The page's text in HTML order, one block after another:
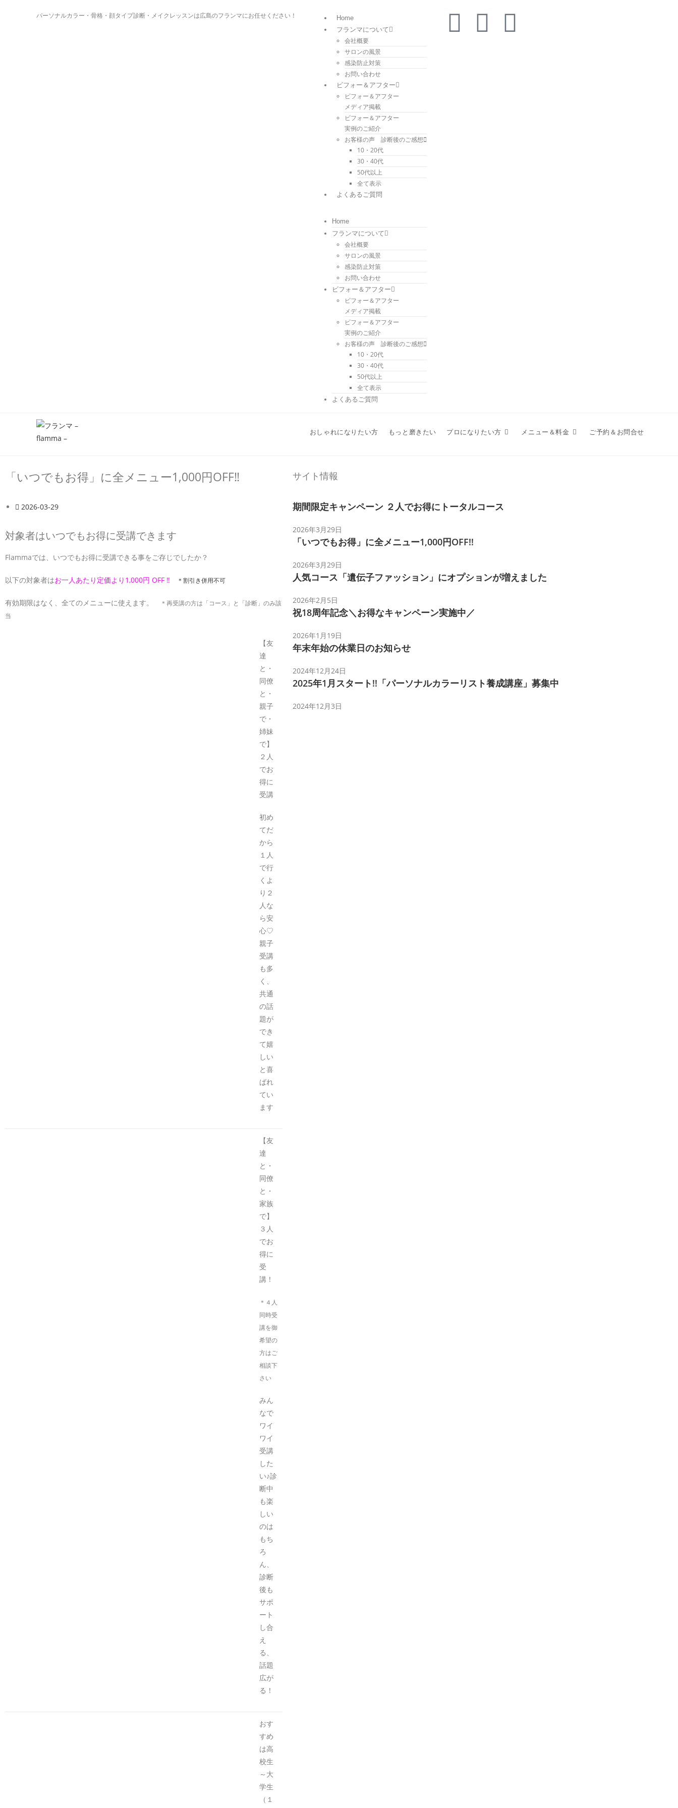
パーソナルカラー・骨格・顔タイプ診断・メイクレッスンは広島のフランマにお任せください！
Home
フランマについて
会社概要
サロンの風景
感染防止対策
お問い合わせ
ビフォー＆アフター
ビフォー＆アフター
メディア掲載
ビフォー＆アフター
実例のご紹介
お客様の声 診断後のご感想
10・20代
30・40代
50代以上
全て表示
よくあるご質問
Home
フランマについて
会社概要
サロンの風景
感染防止対策
お問い合わせ
ビフォー＆アフター
ビフォー＆アフター
メディア掲載
ビフォー＆アフター
実例のご紹介
お客様の声 診断後のご感想
10・20代
30・40代
50代以上
全て表示
よくあるご質問
おしゃれになりたい方 もっと磨きたい プロになりたい方 メニュー＆料金 ご予約＆お問合せ
「いつでもお得」に全メニュー1,000円OFF‼
2026-03-29
対象者はいつでもお得に受講できます
Flammaでは、いつでもお得に受講できる事をご存じでしたか？
以下の対象者はお一人あたり定価より1,000円 OFF ‼ ＊割引き併用不可
有効期限はなく、全てのメニューに使えます。
＊再受講の方は「コース」と「診断」のみ該
当
【友
達
と・
同僚
と・
親子
で・
姉妹
で】
２人
でお
得に
受講
初め
てだ
から
１人
で行
くよ
り２
人な
ら安
心♡
親子
受講
も多
く、
共通
の話
題が
でき
て嬉
しい
と喜
ばれ
てい
ます
【友
達
と・
同僚
と・
家族
で】
３人
でお
得に
受
講！
＊４人
同時受
講を御
希望の
方はご
相談下
さい
みん
なで
ワイ
ワイ
受講
した
い♪診
断中
も楽
しい
のは
もち
ろ
ん、
診断
後も
サポ
ート
し合
え
る、
話題
広が
る！
おす
すめ
は高
校生
～大
学生
（１
サイト情報
期間限定キャンペーン ２人でお得にトータルコース
2026年3月29日
「いつでもお得」に全メニュー1,000円OFF‼
2026年3月29日
人気コース「遺伝子ファッション」にオプションが増えました
2026年2月5日
祝18周年記念＼お得なキャンペーン実施中／
2026年1月19日
年末年始の休業日のお知らせ
2024年12月24日
2025年1月スタート‼「パーソナルカラーリスト養成講座」募集中
2024年12月3日